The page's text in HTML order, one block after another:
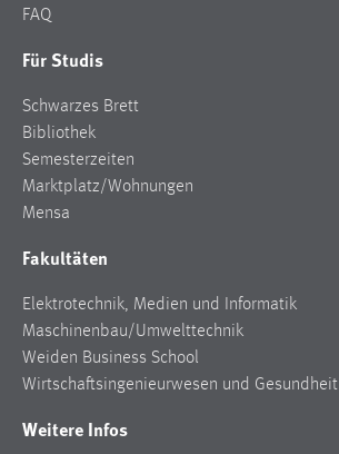
FAQ
Für Studis
Schwarzes Brett
Bibliothek
Semesterzeiten
Marktplatz/Wohnungen
Mensa
Fakultäten
Elektrotechnik, Medien und Informatik
Maschinenbau/Umwelttechnik
Weiden Business School
Wirtschaftsingenieurwesen und Gesundheit
Weitere Infos